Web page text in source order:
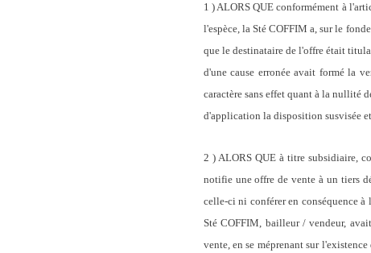
1 ) ALORS QUE conformément à
l'espèce, la Sté COFFIM a, sur le
que le destinataire de l'offre était
d'une cause erronée avait formé la
caractère sans effet quant à la nullité
d'application la disposition susvisée
2 ) ALORS QUE à titre subsidiaire,
notifie une offre de vente à un tiers
celle-ci ni conférer en conséquence
Sté COFFIM, bailleur / vendeur,
vente, en se méprenant sur